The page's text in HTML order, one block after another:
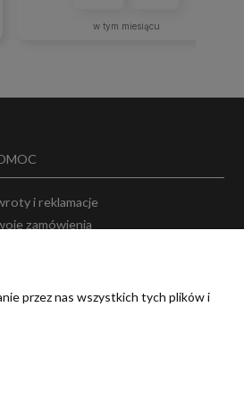
w tym miesiącu
i reklamacje
zamówienia
przez nas wszystkich tych plików i